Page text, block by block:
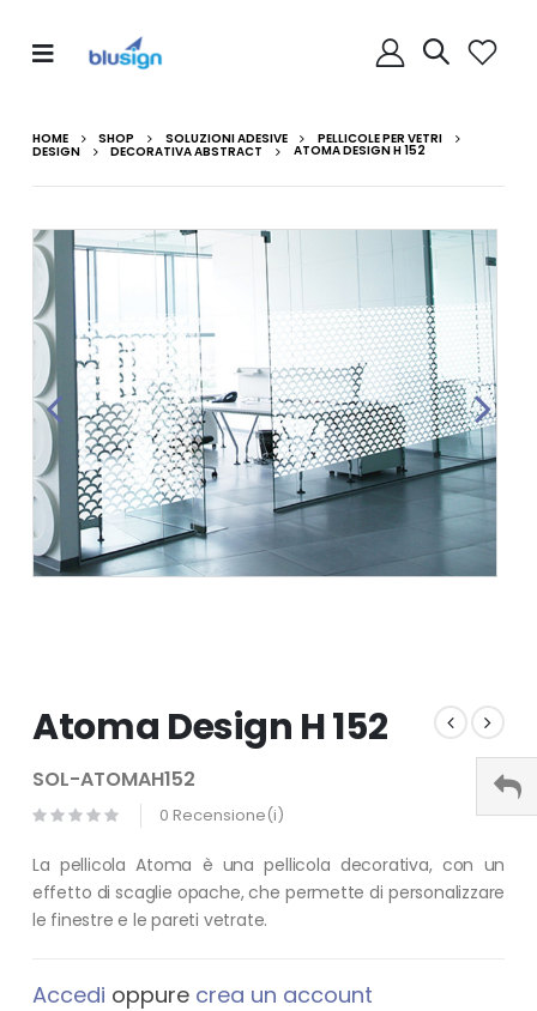
HOME SHOP SOLUZIONI ADESIVE PELLICOLE PER VETRI
DESIGN DECORATIVA ABSTRACT ATOMA DESIGN H 152
Atoma Design H 152
SOL-ATOMAH152
0 Recensione(i)
La pellicola Atoma è una pellicola decorativa, con un
effetto di scaglie opache, che permette di personalizzare
le finestre e le pareti vetrate.
Accedi oppure crea un account